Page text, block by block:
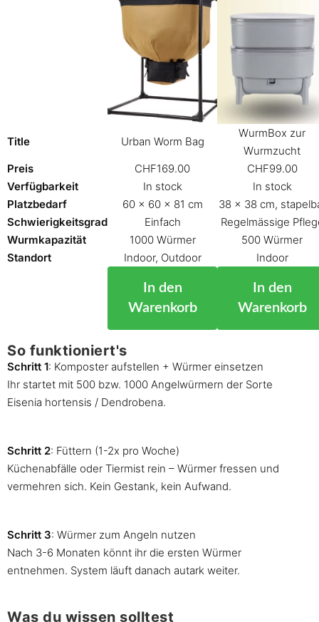
Title Urban Worm Bag
WurmBox zur
Wurmzucht
Preis
CHF169.00 CHF99.00
Verfügbarkeit
In stock
In stock
Platzbedarf
60 x 60 x 81 cm
38 x 38 cm,
Schwierigkeitsgrad
Einfach
Regelmässige
Wurmkapazität
1000 Würmer
500 Würmer
Standort
Indoor, Outdoor Indoor
In den
Warenkorb
In den
Warenkorb
So funktioniert's
Schritt 1: Komposter aufstellen + Würmer einsetzen
Ihr startet mit 500 bzw. 1000 Angelwürmern der Sorte
Eisenia hortensis / Dendrobena.
Schritt 2: Füttern (1-2x pro Woche)
Küchenabfälle oder Tiermist rein – Würmer fressen und
vermehren sich. Kein Gestank, kein Aufwand.
Schritt 3: Würmer zum Angeln nutzen
Nach 3-6 Monaten könnt ihr die ersten Würmer
entnehmen. System läuft danach autark weiter.
Was du wissen solltest